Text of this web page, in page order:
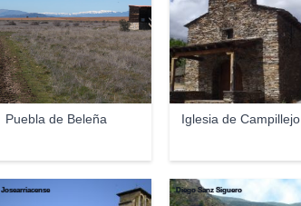
Puebla de Beleña Iglesia de Campillejo
Josearriacense Diego Sanz Siguero